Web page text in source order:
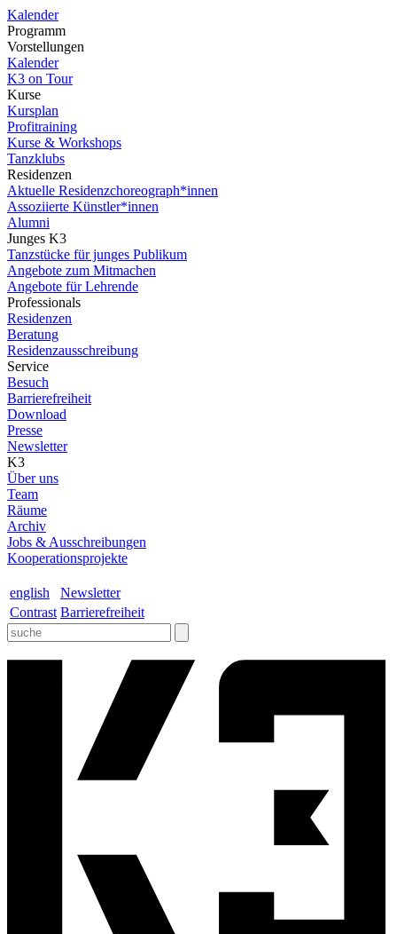
Kalender
Programm
Vorstellungen
Kalender
K3 on Tour
Kurse
Kursplan
Profitraining
Kurse & Workshops
Tanzklubs
Residenzen
Aktuelle Residenzchoreograph*innen
Assoziierte Künstler*innen
Alumni
Junges K3
Tanzstücke für junges Publikum
Angebote zum Mitmachen
Angebote für Lehrende
Professionals
Residenzen
Beratung
Residenzausschreibung
Service
Besuch
Barrierefreiheit
Download
Presse
Newsletter
K3
Über uns
Team
Räume
Archiv
Jobs & Ausschreibungen
Kooperationsprojekte
english
Newsletter
Contrast Barrierefreiheit